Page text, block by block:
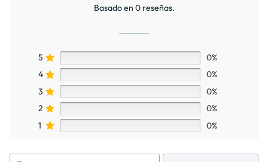
Basado en 0 reseñas.
5
0%
4
0%
3
0%
2
0%
1
0%